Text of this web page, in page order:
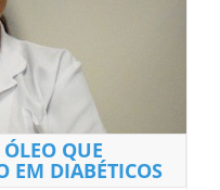
QUE
EM DIABÉTICOS